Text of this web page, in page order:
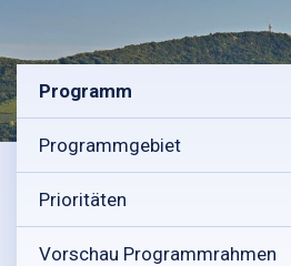
Programm
Programmgebiet
Prioritäten
Vorschau Programmrahmen